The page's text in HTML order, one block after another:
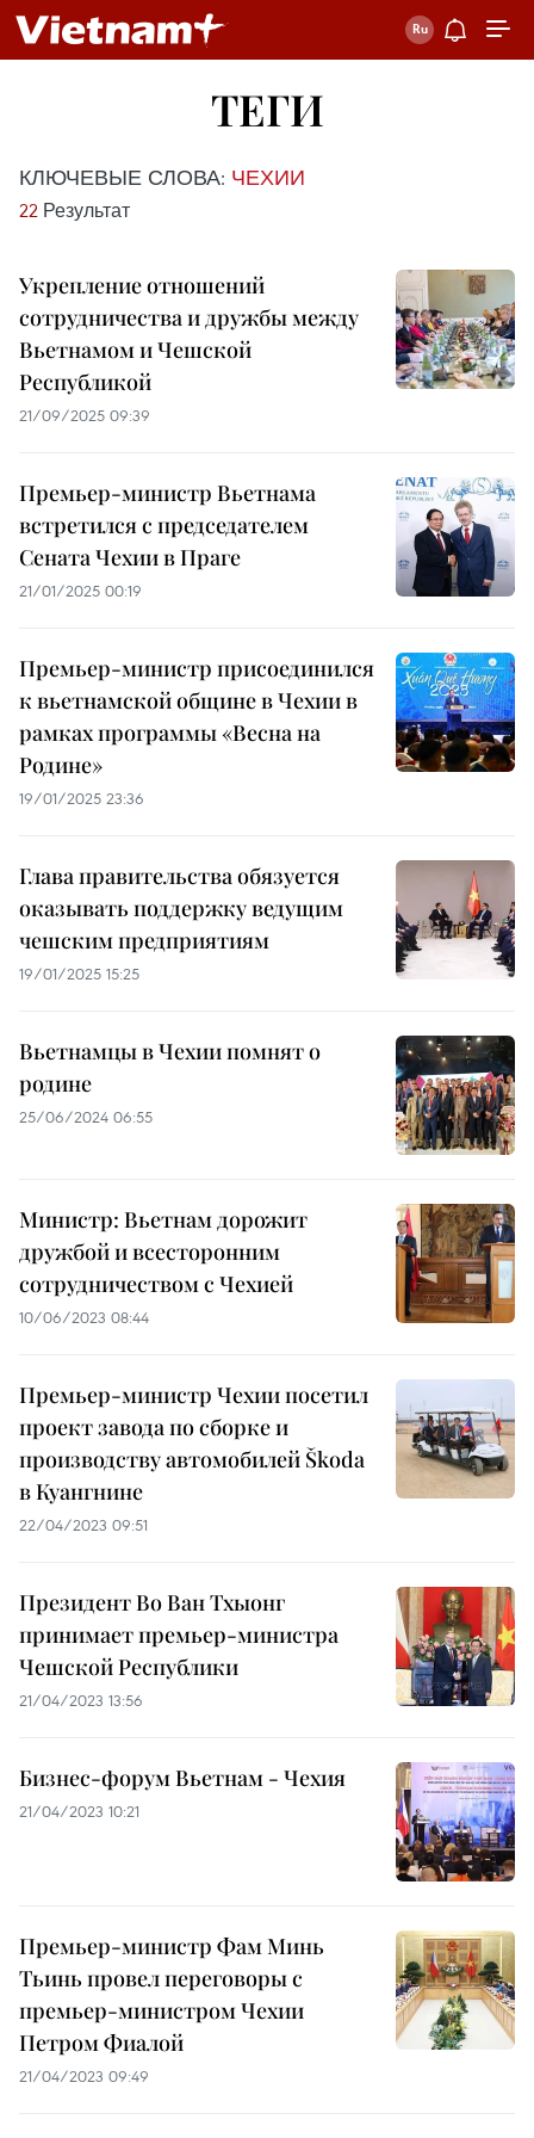
ТЕГИ
КЛЮЧЕВЫЕ СЛОВА: ЧЕХИИ
22 Результат
Укрепление отношений
сотрудничества и дружбы между
Вьетнамом и Чешской
Республикой
21/09/2025 09:39
Премьер-министр Вьетнама
встретился с председателем
Сената Чехии в Праге
21/01/2025 00:19
Премьер-министр присоединился
к вьетнамской общине в Чехии в
рамках программы «Весна на
Родине»
19/01/2025 23:36
Глава правительства обязуется
оказывать поддержку ведущим
чешским предприятиям
19/01/2025 15:25
Вьетнамцы в Чехии помнят о
родине
25/06/2024 06:55
Министр: Вьетнам дорожит
дружбой и всесторонним
сотрудничеством с Чехией
10/06/2023 08:44
Премьер-министр Чехии посетил
проект завода по сборке и
производству автомобилей Škoda
в Куангнине
22/04/2023 09:51
Президент Во Ван Тхыонг
принимает премьер-министра
Чешской Республики
21/04/2023 13:56
Бизнес-форум Вьетнам - Чехия
21/04/2023 10:21
Премьер-министр Фам Минь
Тьинь провел переговоры с
премьер-министром Чехии
Петром Фиалой
21/04/2023 09:49